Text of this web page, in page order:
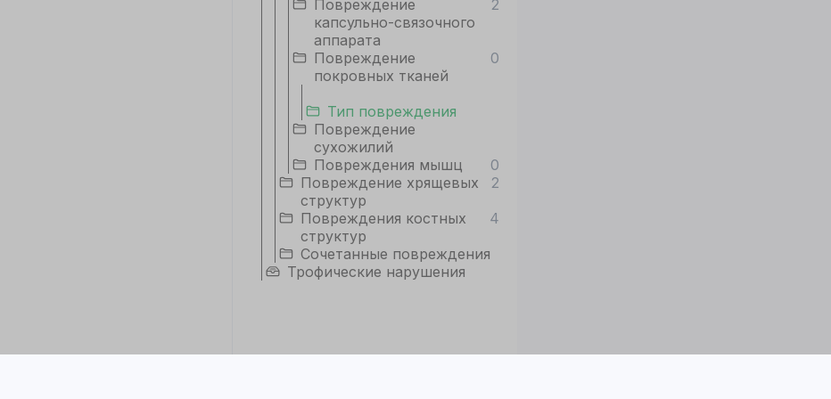
Повреждение
капсульно-связочного
аппарата
2
Повреждение
покровных тканей
0
Тип повреждения
Повреждение
сухожилий
Повреждения мышц
0
Повреждение хрящевых
структур
2
Повреждения костных
структур
4
Сочетанные повреждения
Трофические нарушения